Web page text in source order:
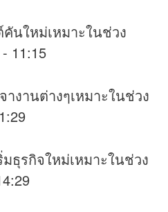
นใหม่เหมาะในช่วง
งานต่างๆเหมาะในช่วง
ธุรกิจใหม่เหมาะในช่วง